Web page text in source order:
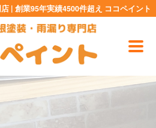
| 創業95年実績4500件超え ココペイント